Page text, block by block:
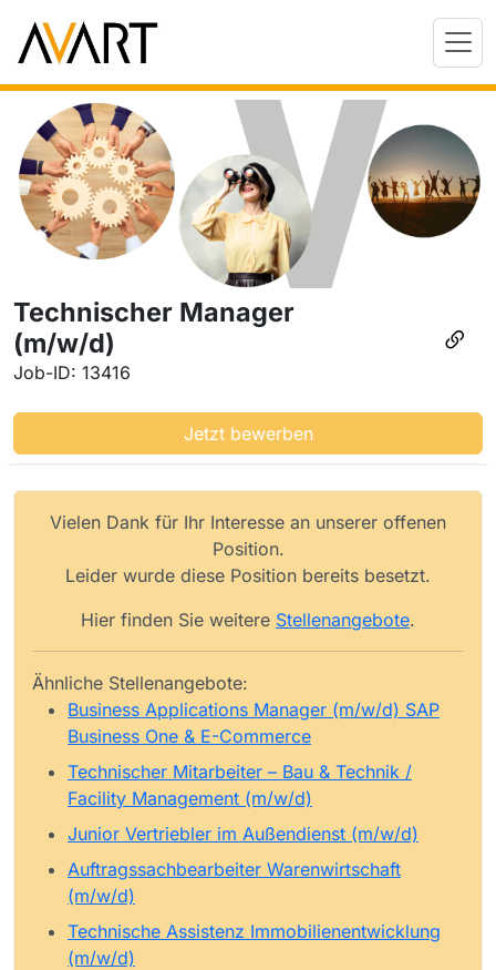
Technischer Manager
(m/w/d)
Job-ID: 13416
Jetzt bewerben
Vielen Dank für Ihr Interesse an unserer offenen
Position.
Leider wurde diese Position bereits besetzt.
Hier finden Sie weitere Stellenangebote.
Ähnliche Stellenangebote:
Business Applications Manager (m/w/d) SAP
Business One & E-Commerce
Technischer Mitarbeiter – Bau & Technik /
Facility Management (m/w/d)
Junior Vertriebler im Außendienst (m/w/d)
Auftragssachbearbeiter Warenwirtschaft
(m/w/d)
Technische Assistenz Immobilienentwicklung
(m/w/d)